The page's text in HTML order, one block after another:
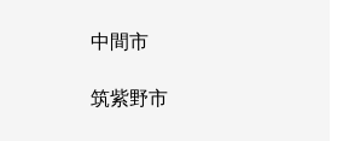
中間市
筑紫野市